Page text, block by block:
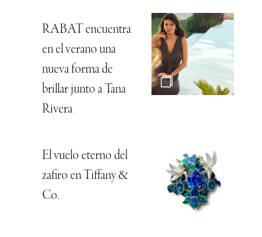
RABAT encuentra
en el verano una
nueva forma de
brillar junto a Tana
Rivera
El vuelo eterno del
zafiro en Tiffany &
Co.